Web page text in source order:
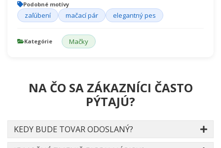
Podobné motívy
zaľúbení mačací pár elegantný pes
Kategórie Mačky
NA ČO SA ZÁKAZNÍCI ČASTO
PÝTAJÚ?
KEDY BUDE TOVAR ODOSLANÝ?